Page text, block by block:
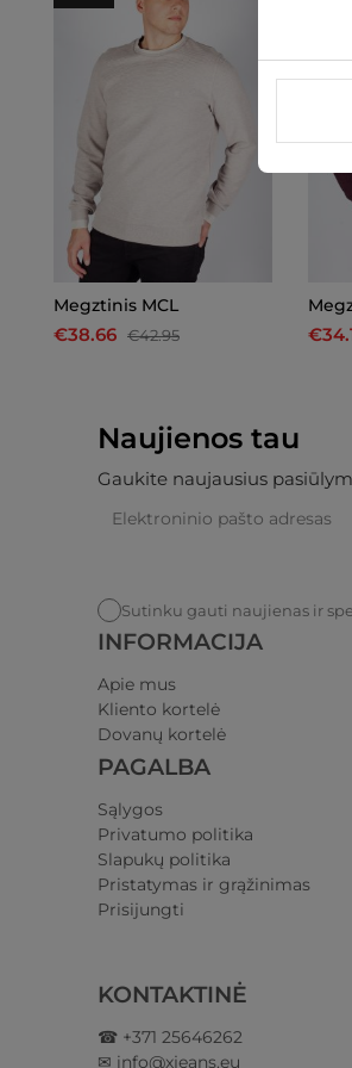
Megztinis MCL
€38.66 €42.95
Naujienos tau
Gaukite naujausius
Sutinku gauti naujienas ir
INFORMACIJA
Apie mus
Kliento kortelė
Dovanų kortelė
PAGALBA
Sąlygos
Privatumo politika​
Slapukų politika
Pristatymas ir grąžinimas​
Prisijungti​
KONTAKTINĖ
☎ +371 25646262
✉ info@xjeans.eu